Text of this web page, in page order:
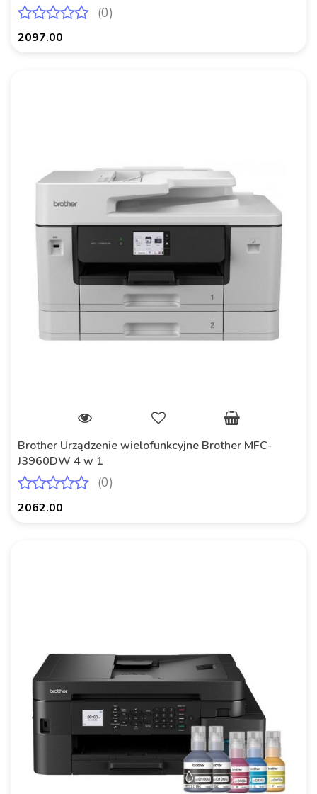
(0)
2097.00
Brother Urządzenie wielofunkcyjne Brother MFC-
J3960DW 4 w 1
(0)
2062.00